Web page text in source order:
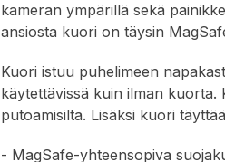
kameran ympärillä sekä
ansiosta kuori on täysin
Kuori istuu puhelimeen
käytettävissä kuin ilman kuorta.
putoamisilta. Lisäksi kuori
- MagSafe-yhteensopiva